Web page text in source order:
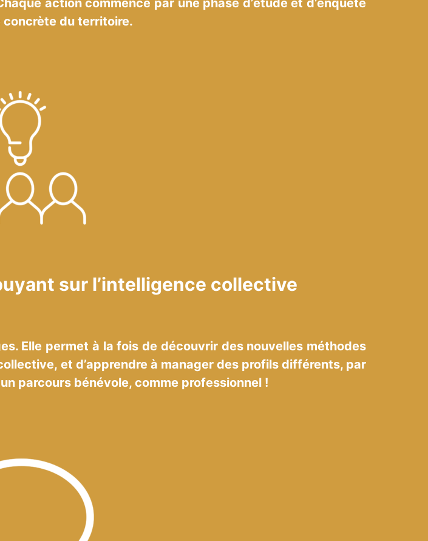
action commence par une phase d’étude et d’enquête
concrète du territoire.
sur l’intelligence collective
Elle permet à la fois de découvrir des nouvelles méthodes
et d’apprendre à manager des profils différents, par
parcours bénévole, comme professionnel !